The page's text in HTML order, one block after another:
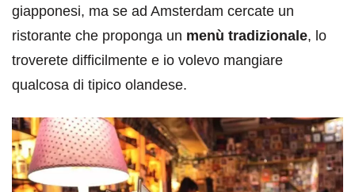
giapponesi, ma se ad Amsterdam cercate un
ristorante che proponga un menù tradizionale, lo
troverete difficilmente e io volevo mangiare
qualcosa di tipico olandese.